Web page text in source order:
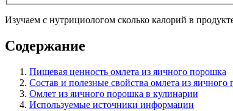
Изучаем с нутрициологом сколько калорий в
Содержание
Пищевая ценность омлета из яичного порошка
Состав и полезные свойства омлета из яичного
Омлет из яичного порошка в кулинарии
Используемые источники информации